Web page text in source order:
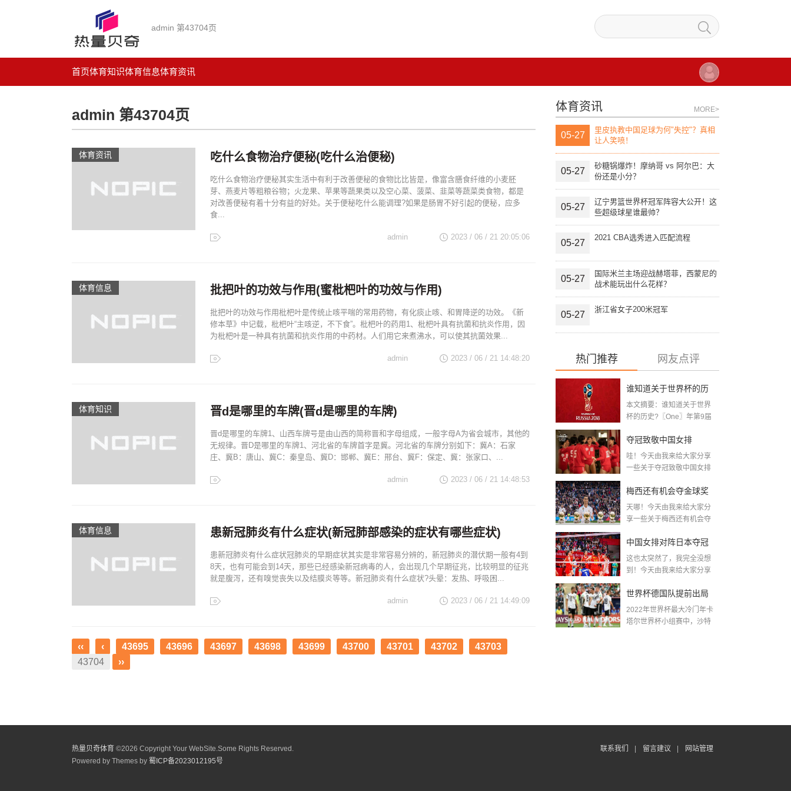
admin 第43704页
首页体育知识体育信息体育资讯
admin 第43704页
体育资讯 吃什么食物治疗便秘(吃什么治便秘)
吃什么食物治疗便秘其实生活中有利于改善便秘的食物比比皆是，像富含膳食纤维的小麦胚
芽、燕麦片等粗粮谷物；火龙果、苹果等蔬果类以及空心菜、菠菜、韭菜等蔬菜类食物，都是
对改善便秘有着十分有益的好处。关于便秘吃什么能调理?如果是肠胃不好引起的便秘，应多
食...
2023 / 06 / 21 20:05:06
admin
体育信息 批把叶的功效与作用(蜜枇杷叶的功效与作用)
批把叶的功效与作用枇杷叶是传统止咳平喘的常用药物，有化痰止咳、和胃降逆的功效。《新
修本草》中记载，枇杷叶“主咳逆，不下食”。枇杷叶的药用1、枇杷叶具有抗菌和抗炎作用，因
为枇杷叶是一种具有抗菌和抗炎作用的中药材。人们用它来煮沸水，可以使其抗菌效果...
2023 / 06 / 21 14:48:20
admin
体育知识 晋d是哪里的车牌(晋d是哪里的车牌)
晋d是哪里的车牌1、山西车牌号是由山西的简称晋和字母组成，一般字母A为省会城市，其他的
无规律。晋D是哪里的车牌1、河北省的车牌首字是冀。河北省的车牌分别如下：冀A：石家
庄、冀B：唐山、冀C：秦皇岛、冀D：邯郸、冀E：邢台、冀F：保定、冀：张家口、...
2023 / 06 / 21 14:48:53
admin
体育信息 患新冠肺炎有什么症状(新冠肺部感染的症状有哪些症状)
患新冠肺炎有什么症状冠肺炎的早期症状其实是非常容易分辨的，新冠肺炎的潜伏期一般有4到
8天，也有可能会到14天，那些已经感染新冠病毒的人，会出现几个早期征兆，比较明显的征兆
就是腹泻，还有嗅觉丧失以及结膜炎等等。新冠肺炎有什么症状?头晕：发热、呼吸困...
2023 / 06 / 21 14:49:09
admin
‹‹ ‹ 43695 43696 43697 43698 43699 43700 43701 43702
43703
43704
››
体育资讯 MORE>
05-27
里皮执教中国足球为何"失控"？真相
让人笑喷！
05-27
砂糖锅爆炸！摩纳哥 vs 阿尔巴：大
份还是小分？
05-27
辽宁男篮世界杯冠军阵容大公开！这
些超级球星谁最帅？
05-27
2021 CBA选秀进入匹配流程
05-27
国际米兰主场迎战赫塔菲，西蒙尼的
战术能玩出什么花样？
05-27
浙江省女子200米冠军
热门推荐 网友点评
谁知道关于世界杯的历
史 「十二月四号世界杯
本文摘要：谁知道关于世界
杯的历史?〖One〗年第9届
夺冠致敬中国女排
〖2020关于电影 夺冠 观
哇！今天由我来给大家分享
一些关于夺冠致敬中国女排
梅西还有机会夺金球奖
〖梅老七什么梗〗
天哪！今天由我来给大家分
享一些关于梅西还有机会夺
中国女排对阵日本夺冠
了吗〖中国女排3 0复仇
这也太突然了，我完全没想
到！今天由我来给大家分享
世界杯德国队提前出局
吗,2018年世界杯德国战
2022年世界杯最大冷门年卡
塔尔世界杯小组赛中，沙特
热量贝奇体育 ©2026 Copyright Your WebSite.Some Rights Reserved.
Powered by Themes by 蜀ICP备2023012195号
联系我们 留言建议 网站管理